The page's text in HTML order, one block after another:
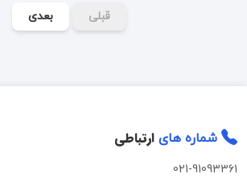
قبلی بعدی
شماره های ارتباطی
021-91093361